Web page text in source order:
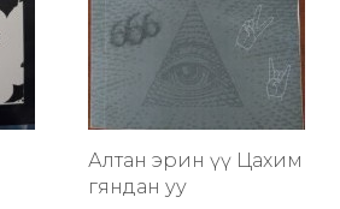
Алтан эрин үү Цахим
гяндан уу